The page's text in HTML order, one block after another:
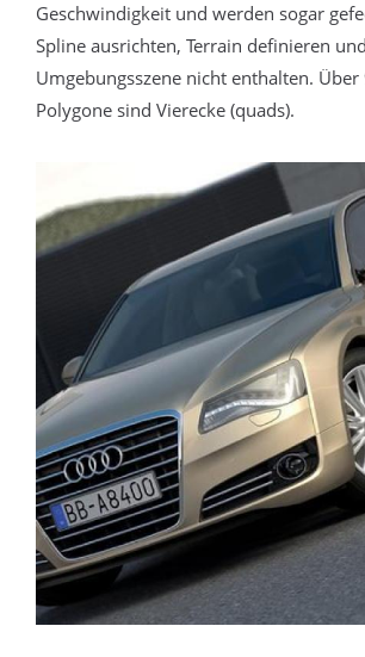
Geschwindigkeit und werden sogar
Spline ausrichten, Terrain definieren
Umgebungsszene nicht enthalten. Über
Polygone sind Vierecke (quads).